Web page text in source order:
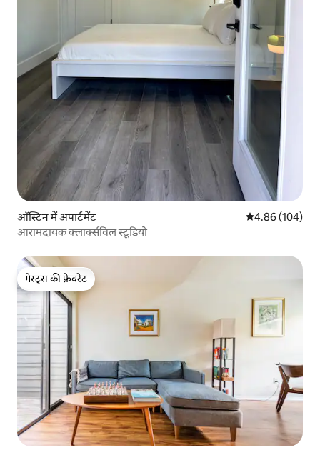
ऑस्टिन में अपार्टमेंट औसत रेटिंग 5 में से
4.86 (104)
आरामदायक क्लार्क्सविल स्टूडियो
गेस्ट्स की फ़ेवरेट
गेस्ट्स की फ़ेवरेट